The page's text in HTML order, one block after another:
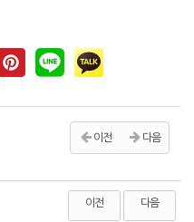
이전 다음
이전 다음